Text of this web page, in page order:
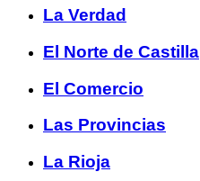
La Verdad
El Norte de Castilla
El Comercio
Las Provincias
La Rioja